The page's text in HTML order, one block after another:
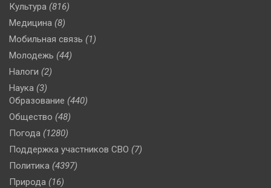
Культура (816)
Медицина (8)
Мобильная связь (1)
Молодежь (44)
Налоги (2)
Наука (3)
Образование (440)
Общество (48)
Погода (1280)
Поддержка участников СВО (7)
Политика (4397)
Природа (16)